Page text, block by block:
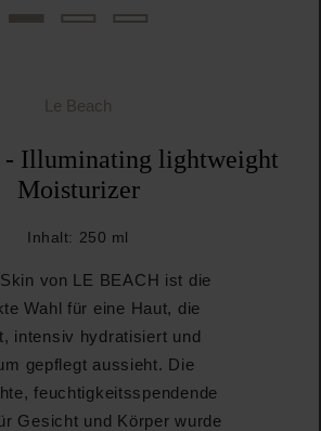
Le Beach
- Illuminating lightweight
Moisturizer
Inhalt: 250 ml
von LE BEACH ist die
Wahl für eine Haut, die
intensiv hydratisiert und
gepflegt aussieht. Die
feuchtigkeitsspendende
Gesicht und Körper wurde